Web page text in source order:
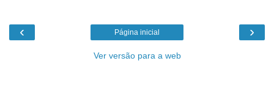
‹ ›
Página inicial
Ver versão para a web